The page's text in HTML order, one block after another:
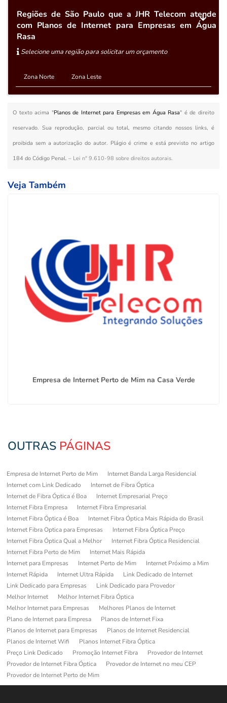
Regiões de São Paulo que a JHR Telecom atende
com Planos de Internet para Empresas em Água
Rasa
Selecione uma região para solicitar um orçamento
Zona Norte Zona Leste
O texto acima "Planos de Internet para Empresas em Água Rasa" é de direito
reservado. Sua reprodução, parcial ou total, mesmo citando nossos links, é
proibida sem a autorização do autor. Plágio é crime e está previsto no artigo
184 do Código Penal. – Lei n° 9.610-98 sobre direitos autorais.
Veja Também
Empresa de Internet Perto de Mim na Casa Verde
OUTRAS PÁGINAS
Empresa de Internet Perto de Mim
Internet Banda Larga Residencial
Internet com Link Dedicado
Internet de Fibra Óptica
Internet de Fibra Óptica é Boa
Internet Empresarial Preço
Internet Fibra Empresa
Internet Fibra Empresarial
Internet Fibra Óptica é Boa
Internet Fibra Óptica Mais Rápida do Brasil
Internet Fibra Optica para Empresas
Internet Fibra Óptica Preço
Internet Fibra Óptica Qual a Melhor
Internet Fibra Óptica Residencial
Internet Fibra Perto de Mim
Internet Mais Rápida
Internet para Empresas
Internet Perto de Mim
Internet Próximo a Mim
Internet Rápida
Internet Ultra Rápida
Link Dedicado de Internet
Link Dedicado para Empresas
Link Dedicado para Provedor
Melhor Internet
Melhor Internet Fibra Óptica
Melhor Internet para Empresas
Melhores Planos de Internet
Plano de Internet para Empresa
Planos de Internet Fixa
Planos de Internet para Empresas
Planos de Internet Residencial
Planos de Internet Wifi
Planos Internet Fibra Óptica
Preço Link Dedicado
Promoção Internet Fibra
Provedor de Internet
Provedor de Internet Fibra Óptica
Provedor de Internet no meu CEP
Provedor de Internet Perto de Mim